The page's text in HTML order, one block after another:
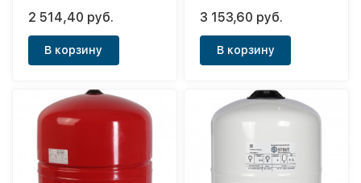
2 514,40 руб.
В корзину
3 153,60 руб.
В корзину